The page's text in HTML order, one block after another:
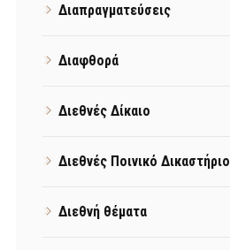
Διαπραγματεύσεις
Διαφθορά
Διεθνές Δίκαιο
Διεθνές Ποινικό Δικαστήριο
Διεθνή θέματα